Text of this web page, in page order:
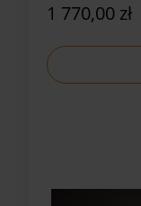
1 770,00 zł